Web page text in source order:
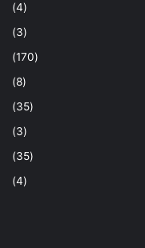
(4)
(3)
(170)
(8)
(35)
(3)
(35)
(4)